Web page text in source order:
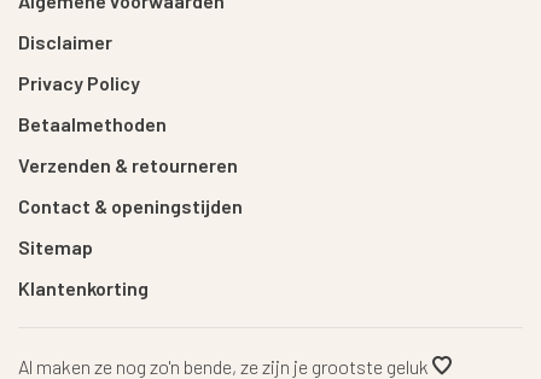
Disclaimer
Privacy Policy
Betaalmethoden
Verzenden & retourneren
Contact & openingstijden
Sitemap
Klantenkorting
Al maken ze nog zo'n bende, ze zijn je grootste geluk